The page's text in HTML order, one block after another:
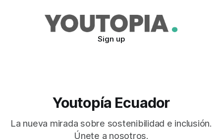
Sign up
Youtopía Ecuador
La nueva mirada sobre sostenibilidad e inclusión.
Únete a nosotros.